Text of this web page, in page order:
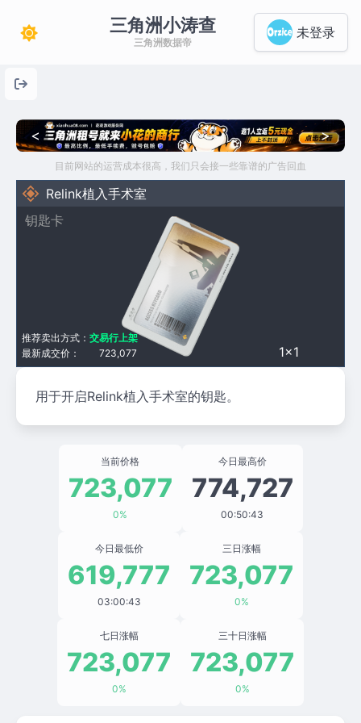
三角洲小涛查
三角洲数据帝
未登录
< >
目前网站的运营成本很高，我们只会接一些靠谱的广告回血
Relink植入手术室
钥匙卡
1×1
最新成交价： 723,077
推荐卖出方式： 交易行上架
用于开启Relink植入手术室的钥匙。
当前价格
723,077
0%
今日最高价
774,727
00:50:43
今日最低价
619,777
03:00:43
三日涨幅
723,077
0%
七日涨幅
723,077
0%
三十日涨幅
723,077
0%